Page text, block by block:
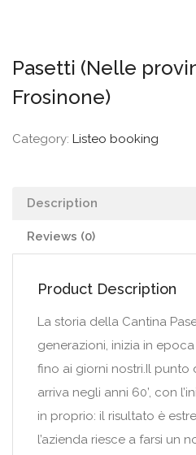
Pasetti (Nelle
Frosinone)
Category: Listeo booking
Description
Reviews (0)
Product Description
La storia della Cantina
generazioni, inizia in
fino ai giorni nostri.Il punto
arriva negli anni 60’, con
in proprio: il risultato è
l’azienda riesce a farsi un